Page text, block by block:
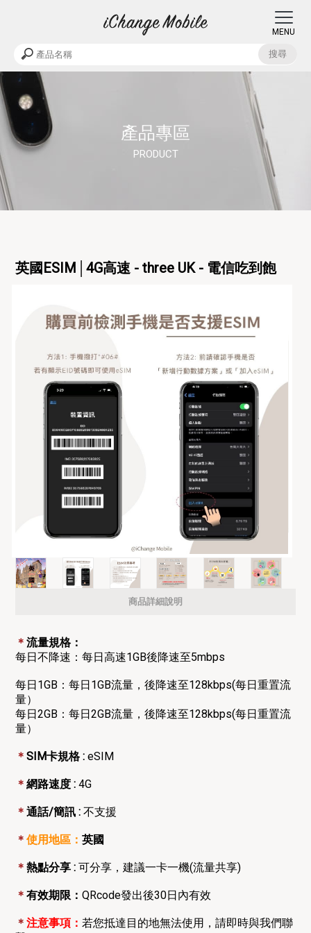
產品專區
英國ESIM│4G高速 - three UK - 電信吃到飽
商品詳細說明
＊流量規格：
每日不降速：每日高速1GB後降速至5mbps
每日1GB：每日1GB流量，後降速至128kbps(每日重置流
量）
每日2GB：每日2GB流量，後降速至128kbps(每日重置流
量）
＊SIM卡規格 :eSIM
＊網路速度 : 4G
＊通話/簡訊 : 不支援
＊使用地區：英國
＊熱點分享 : 可分享，建議一卡一機(流量共享)
＊有效期限：QRcode發出後30日內有效
＊注意事項：若您抵達目的地無法使用，請即時與我們聯